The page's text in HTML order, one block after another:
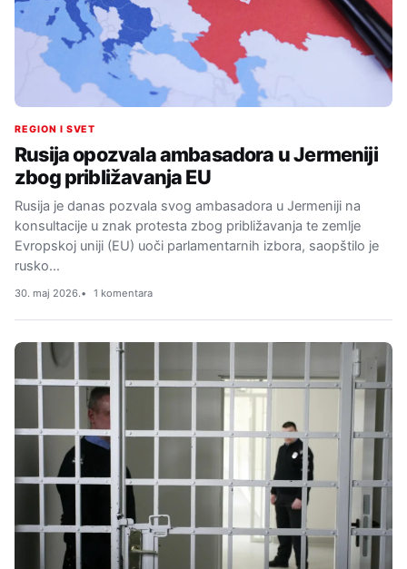
REGION I SVET
Rusija opozvala ambasadora u Jermeniji
zbog približavanja EU
Rusija je danas pozvala svog ambasadora u Jermeniji na
konsultacije u znak protesta zbog približavanja te zemlje
Evropskoj uniji (EU) uoči parlamentarnih izbora, saopštilo je
rusko…
30. maj 2026. 1 komentara